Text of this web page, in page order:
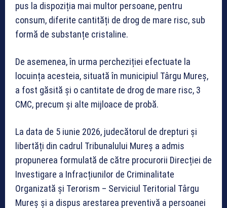
pus la dispoziția mai multor persoane, pentru
consum, diferite cantități de drog de mare risc, sub
formă de substanțe cristaline.
De asemenea, în urma percheziției efectuate la
locuința acesteia, situată în municipiul Târgu Mureș,
a fost găsită și o cantitate de drog de mare risc, 3
CMC, precum și alte mijloace de probă.
La data de 5 iunie 2026, judecătorul de drepturi și
libertăți din cadrul Tribunalului Mureș a admis
propunerea formulată de către procurorii Direcției de
Investigare a Infracțiunilor de Criminalitate
Organizată și Terorism – Serviciul Teritorial Târgu
Mureș și a dispus arestarea preventivă a persoanei